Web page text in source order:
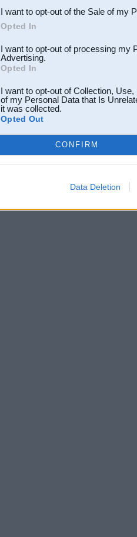
I want to opt-out of the Sale of my
Opted In
I want to opt-out of processing my
Advertising.
Opted In
I want to opt-out of Collection,
of my Personal Data that Is
it was collected.
Opted Out
CONFIRM
Data Deletion